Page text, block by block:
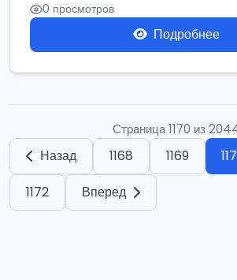
0 просмотров
Подробнее
Страница 1170 из
Назад 1168 1169
1172
Вперед